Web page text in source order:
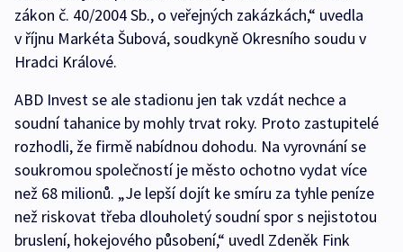
zákon č. 40/2004 Sb., o veřejných zakázkách,“ uvedla
v říjnu Markéta Šubová, soudkyně Okresního soudu v
Hradci Králové.
ABD Invest se ale stadionu jen tak vzdát nechce a
soudní tahanice by mohly trvat roky. Proto zastupitelé
rozhodli, že firmě nabídnou dohodu. Na vyrovnání se
soukromou společností je město ochotno vydat více
než 68 milionů. „Je lepší dojít ke smíru za tyhle peníze
než riskovat třeba dlouholetý soudní spor s nejistotou
bruslení, hokejového působení,“ uvedl Zdeněk Fink